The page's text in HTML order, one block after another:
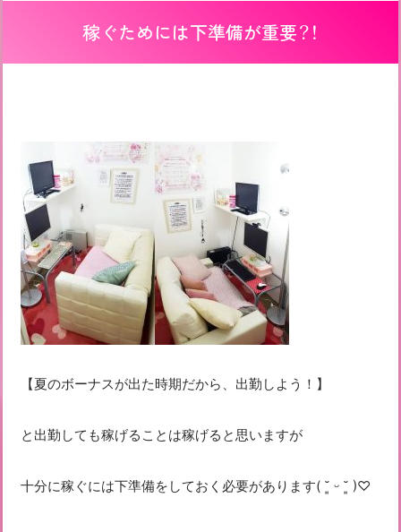
稼ぐためには下準備が重要？！
【夏のボーナスが出た時期だから、出勤しよう！】
と出勤しても稼げることは稼げると思いますが
十分に稼ぐには下準備をしておく必要があります( ˘͈ ᵕ ˘͈ )♡